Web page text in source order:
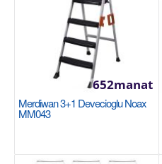
Merdiwan 3+1 Devecioglu Noax
MM043
652manat